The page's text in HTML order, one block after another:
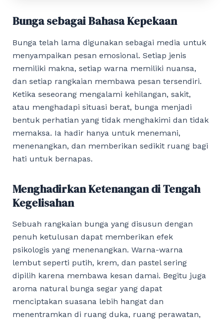
Bunga sebagai Bahasa Kepekaan
Bunga telah lama digunakan sebagai media untuk
menyampaikan pesan emosional. Setiap jenis
memiliki makna, setiap warna memiliki nuansa,
dan setiap rangkaian membawa pesan tersendiri.
Ketika seseorang mengalami kehilangan, sakit,
atau menghadapi situasi berat, bunga menjadi
bentuk perhatian yang tidak menghakimi dan tidak
memaksa. Ia hadir hanya untuk menemani,
menenangkan, dan memberikan sedikit ruang bagi
hati untuk bernapas.
Menghadirkan Ketenangan di Tengah
Kegelisahan
Sebuah rangkaian bunga yang disusun dengan
penuh ketulusan dapat memberikan efek
psikologis yang menenangkan. Warna-warna
lembut seperti putih, krem, dan pastel sering
dipilih karena membawa kesan damai. Begitu juga
aroma natural bunga segar yang dapat
menciptakan suasana lebih hangat dan
menentramkan di ruang duka, ruang perawatan,